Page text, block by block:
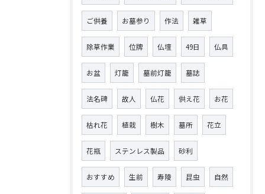
ご供養 お墓参り 作法 雑草
除草作業 位牌 仏壇 49日 仏具
お盆 灯籠 墓前灯籠 墓誌
法名碑 故人 仏花 供え花 お花
枯れ花 植栽 樹木 墓所 花立
花瓶 ステンレス製品 砂利
おすすめ 生前 寿陵 昆虫 自然